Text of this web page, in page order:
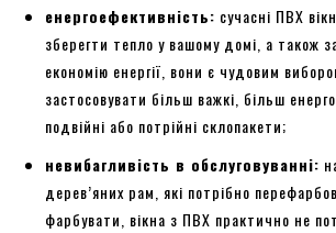
енергоефективність: сучасні ПВХ
зберегти тепло у вашому домі, а також
економію енергії, вони є чудовим
застосовувати більш важкі, більш
подвійні або потрійні склопакети;
невибагливість в обслуговуванні:
дерев’яних рам, які потрібно
фарбувати, вікна з ПВХ практично не